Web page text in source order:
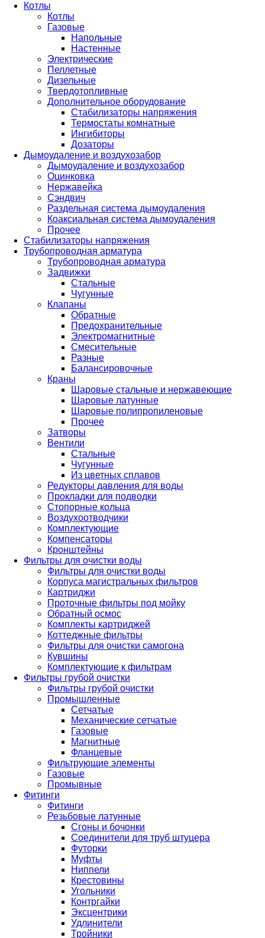
Котлы
Котлы
Газовые
Напольные
Настенные
Электрические
Пеллетные
Дизельные
Твердотопливные
Дополнительное оборудование
Стабилизаторы напряжения
Термостаты комнатные
Ингибиторы
Дозаторы
Дымоудаление и воздухозабор
Дымоудаление и воздухозабор
Оцинковка
Нержавейка
Сэндвич
Раздельная система дымоудаления
Коаксиальная система дымоудаления
Прочее
Стабилизаторы напряжения
Трубопроводная арматура
Трубопроводная арматура
Задвижки
Стальные
Чугунные
Клапаны
Обратные
Предохранительные
Электромагнитные
Смесительные
Разные
Балансировочные
Краны
Шаровые стальные и нержавеющие
Шаровые латунные
Шаровые полипропиленовые
Прочее
Затворы
Вентили
Стальные
Чугунные
Из цветных сплавов
Редукторы давления для воды
Прокладки для подводки
Стопорные кольца
Воздухоотводчики
Комплектующие
Компенсаторы
Кронштейны
Фильтры для очистки воды
Фильтры для очистки воды
Корпуса магистральных фильтров
Картриджи
Проточные фильтры под мойку
Обратный осмос
Комплекты картриджей
Коттеджные фильтры
Фильтры для очистки самогона
Кувшины
Комплектующие к фильтрам
Фильтры грубой очистки
Фильтры грубой очистки
Промышленные
Сетчатые
Механические сетчатые
Газовые
Магнитные
Фланцевые
Фильтрующие элементы
Газовые
Промывные
Фитинги
Фитинги
Резьбовые латунные
Сгоны и бочонки
Соединители для труб штуцера
Футорки
Муфты
Ниппели
Крестовины
Угольники
Контргайки
Эксцентрики
Удлинители
Тройники